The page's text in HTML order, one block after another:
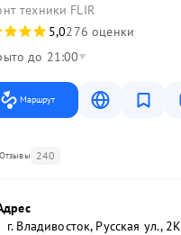
техники FLIR
5,0276 оценки
до 21:00
Маршрут
240
г. Владивосток, Русская ул., 2К